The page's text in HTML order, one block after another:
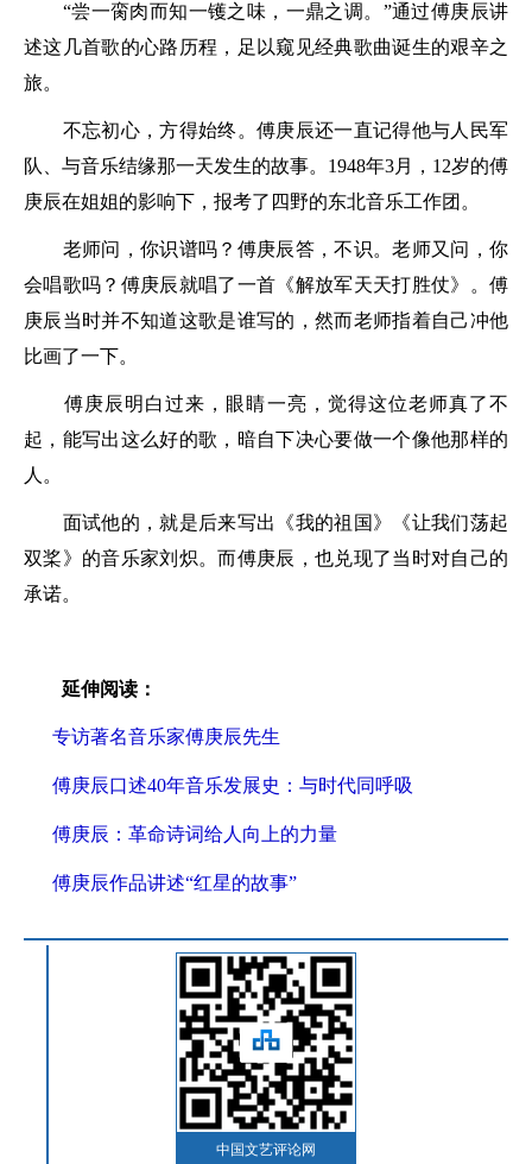
“尝一脔肉而知一镬之味，一鼎之调。”通过傅庚辰讲
述这几首歌的心路历程，足以窥见经典歌曲诞生的艰辛之
旅。
不忘初心，方得始终。傅庚辰还一直记得他与人民军
队、与音乐结缘那一天发生的故事。1948年3月，12岁的傅
庚辰在姐姐的影响下，报考了四野的东北音乐工作团。
老师问，你识谱吗？傅庚辰答，不识。老师又问，你
会唱歌吗？傅庚辰就唱了一首《解放军天天打胜仗》。傅
庚辰当时并不知道这歌是谁写的，然而老师指着自己冲他
比画了一下。
傅庚辰明白过来，眼睛一亮，觉得这位老师真了不
起，能写出这么好的歌，暗自下决心要做一个像他那样的
人。
面试他的，就是后来写出《我的祖国》《让我们荡起
双桨》的音乐家刘炽。而傅庚辰，也兑现了当时对自己的
承诺。
延伸阅读：
专访著名音乐家傅庚辰先生
傅庚辰口述40年音乐发展史：与时代同呼吸
傅庚辰：革命诗词给人向上的力量
傅庚辰作品讲述“红星的故事”
中国文艺评论网